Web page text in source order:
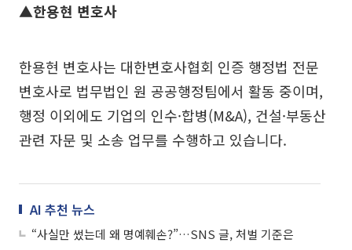
▲한용현 변호사
한용현 변호사는 대한변호사협회 인증 행정법 전문
변호사로 법무법인 원 공공행정팀에서 활동 중이며,
행정 이외에도 기업의 인수·합병(M&A), 건설·부동산
관련 자문 및 소송 업무를 수행하고 있습니다.
AI 추천 뉴스
“사실만 썼는데 왜 명예훼손?”…SNS 글, 처벌 기준은